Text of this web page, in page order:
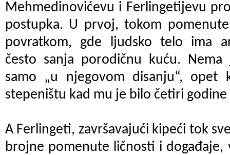
Mehmedinovićevu i Ferlingetijevu
postupka. U prvoj, tokom
povratkom, gde ljudsko telo ima
često sanja porodičnu kuću.
samo „u njegovom disanju“, opet
stepeništu kad mu je bilo četiri
A Ferlingeti, završavajući kipeći tok
brojne pomenute ličnosti i događaje,